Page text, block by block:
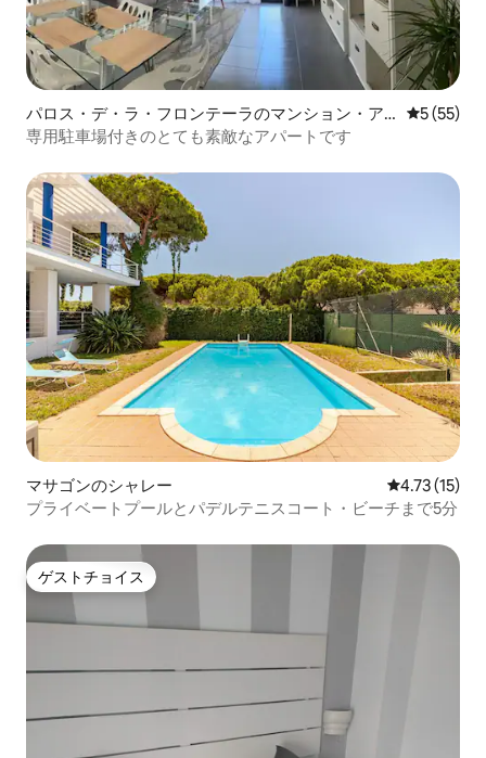
パロス・デ・ラ・フロンテーラのマンション・ア
パート
レビュー
5 (55)
専用駐車場付きのとても素敵なアパートです
マサゴンのシャレー レビュー15
4.73 (15)
プライベートプールとパデルテニスコート・ビーチまで5分
ゲストチョイス
ゲストチョイス